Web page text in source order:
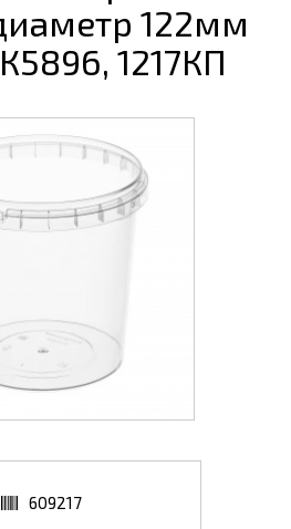
122мм
1217КП
609217